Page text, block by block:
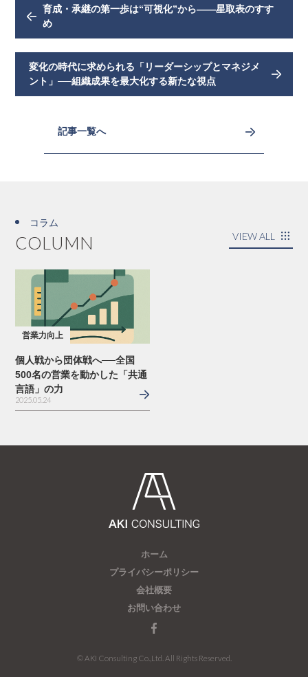
育成・承継の第一歩は“可視化”から——星取表のすす
め
変化の時代に求められる「リーダーシップとマネジメ
ント」──組織成果を最大化する新たな視点
記事一覧へ
コラム
COLUMN VIEW ALL
営業力向上
個人戦から団体戦へ──全国
500名の営業を動かした「共通
言語」の力
2025.05.24
ホーム
プライバシーポリシー
会社概要
お問い合わせ
© AKI Consulting Co.,Ltd. All Rights Reserved.